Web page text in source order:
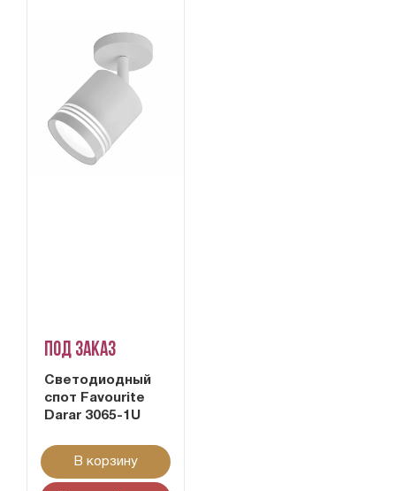
Под заказ
Светодиодный
спот Favourite
Darar 3065-1U
В корзину